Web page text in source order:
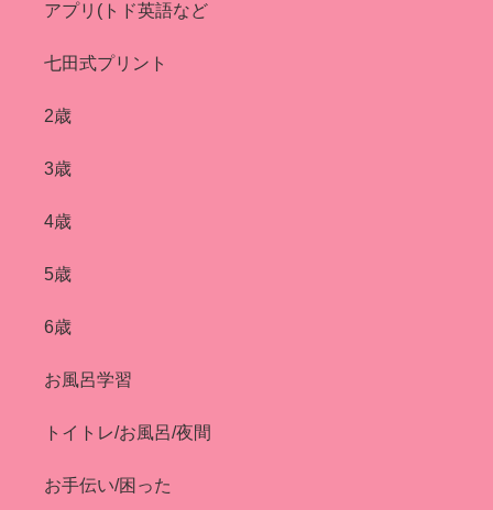
アプリ(トド英語など
七田式プリント
2歳
3歳
4歳
5歳
6歳
お風呂学習
トイトレ/お風呂/夜間
お手伝い/困った